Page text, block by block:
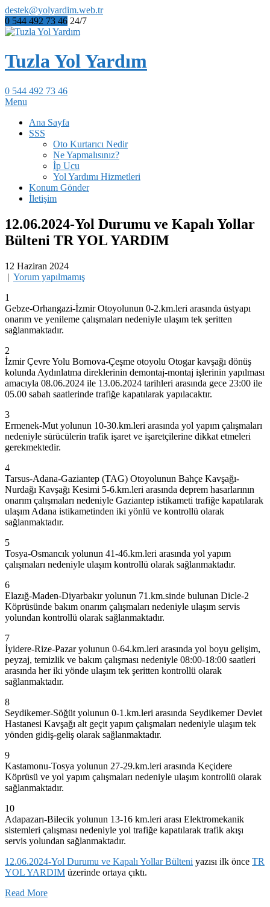
destek@yolyardim.web.tr
0 544 492 73 46 24/7
Tuzla Yol Yardım
0 544 492 73 46
Menu
Ana Sayfa
SSS
Oto Kurtarıcı Nedir
Ne Yapmalısınız?
İp Ucu
Yol Yardımı Hizmetleri
Konum Gönder
İletişim
12.06.2024-Yol Durumu ve Kapalı Yollar
Bülteni TR YOL YARDIM
12 Haziran 2024
| Yorum yapılmamış
1
Gebze-Orhangazi-İzmir Otoyolunun 0-2.km.leri arasında üstyapı
onarım ve yenileme çalışmaları nedeniyle ulaşım tek şeritten
sağlanmaktadır.
2
İzmir Çevre Yolu Bornova-Çeşme otoyolu Otogar kavşağı dönüş
kolunda Aydınlatma direklerinin demontaj-montaj işlerinin yapılması
amacıyla 08.06.2024 ile 13.06.2024 tarihleri arasında gece 23:00 ile
05.00 sabah saatlerinde trafiğe kapatılarak yapılacaktır.
3
Ermenek-Mut yolunun 10-30.km.leri arasında yol yapım çalışmaları
nedeniyle sürücülerin trafik işaret ve işaretçilerine dikkat etmeleri
gerekmektedir.
4
Tarsus-Adana-Gaziantep (TAG) Otoyolunun Bahçe Kavşağı-
Nurdağı Kavşağı Kesimi 5-6.km.leri arasında deprem hasarlarının
onarım çalışmaları nedeniyle Gaziantep istikameti trafiğe kapatılarak
ulaşım Adana istikametinden iki yönlü ve kontrollü olarak
sağlanmaktadır.
5
Tosya-Osmancık yolunun 41-46.km.leri arasında yol yapım
çalışmaları nedeniyle ulaşım kontrollü olarak sağlanmaktadır.
6
Elazığ-Maden-Diyarbakır yolunun 71.km.sinde bulunan Dicle-2
Köprüsünde bakım onarım çalışmaları nedeniyle ulaşım servis
yolundan kontrollü olarak sağlanmaktadır.
7
İyidere-Rize-Pazar yolunun 0-64.km.leri arasında yol boyu gelişim,
peyzaj, temizlik ve bakım çalışması nedeniyle 08:00-18:00 saatleri
arasında her iki yönde ulaşım tek şeritten kontrollü olarak
sağlanmaktadır.
8
Seydikemer-Söğüt yolunun 0-1.km.leri arasında Seydikemer Devlet
Hastanesi Kavşağı alt geçit yapım çalışmaları nedeniyle ulaşım tek
yönden gidiş-geliş olarak sağlanmaktadır.
9
Kastamonu-Tosya yolunun 27-29.km.leri arasında Keçidere
Köprüsü ve yol yapım çalışmaları nedeniyle ulaşım kontrollü olarak
sağlanmaktadır.
10
Adapazarı-Bilecik yolunun 13-16 km.leri arası Elektromekanik
sistemleri çalışması nedeniyle yol trafiğe kapatılarak trafik akışı
servis yolundan sağlanmaktadır.
12.06.2024-Yol Durumu ve Kapalı Yollar Bülteni yazısı ilk önce TR
YOL YARDIM üzerinde ortaya çıktı.
Read More